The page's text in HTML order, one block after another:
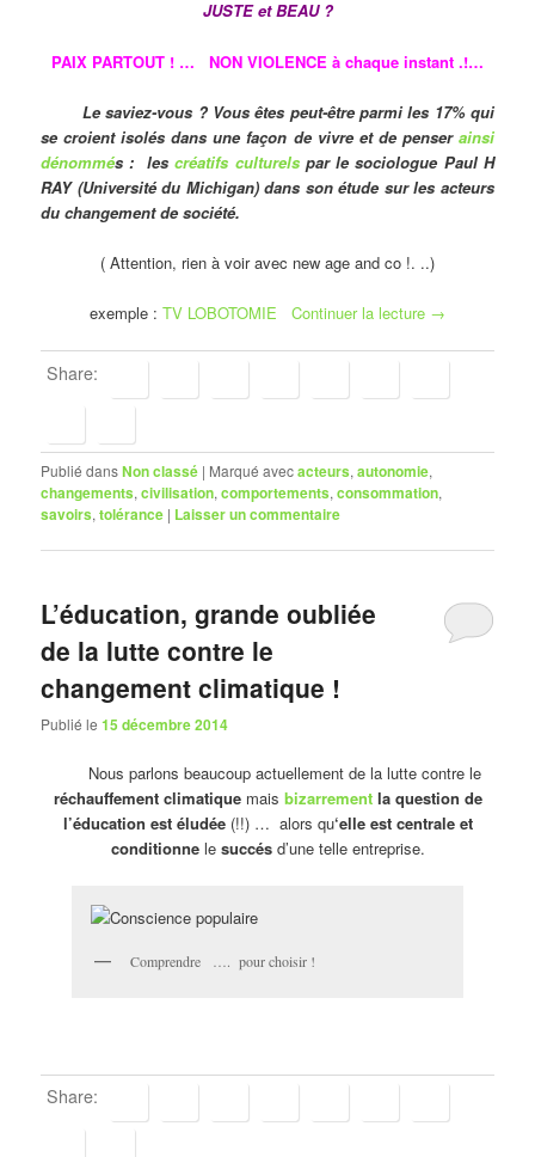
JUSTE et BEAU ?
PAIX PARTOUT ! … NON VIOLENCE à chaque instant .!…
Le saviez-vous ? Vous êtes peut-être parmi les 17% qui
se croient isolés dans une façon de vivre et de penser ainsi
dénommés : lescréatifs culturelspar le sociologue Paul H
RAY (Université du Michigan) dans son étude sur les acteurs
du changement de société.
( Attention, rien à voir avec new age and co !. ..)
exemple : TV LOBOTOMIE Continuer la lecture →
Share:
Publié dansNon classé | Marqué avecacteurs,autonomie,
changements,civilisation,comportements,consommation,
savoirs,tolérance | Laisser un commentaire
L’éducation, grande oubliée
de la lutte contre le
changement climatique !
Publié le15 décembre 2014
Nous parlons beaucoup actuellement de la lutte contre le
réchauffement climatiquemais bizarrement la question de
l’éducation est éludée(!!) … alors qu‘elle est centrale et
conditionnele succésd’une telle entreprise.
Comprendre …. pour choisir !
Share: